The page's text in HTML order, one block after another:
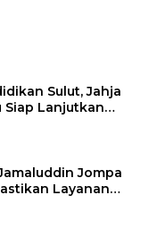
Sulut, Jahja
Siap Lanjutkan
Jompa
Layanan